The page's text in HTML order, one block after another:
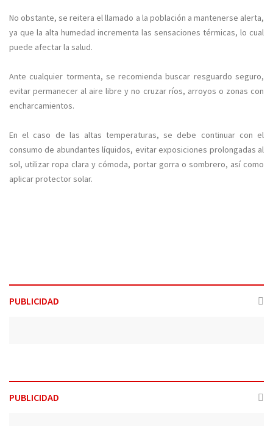
No obstante, se reitera el llamado a la población a mantenerse alerta,
ya que la alta humedad incrementa las sensaciones térmicas, lo cual
puede afectar la salud.
Ante cualquier tormenta, se recomienda buscar resguardo seguro,
evitar permanecer al aire libre y no cruzar ríos, arroyos o zonas con
encharcamientos.
En el caso de las altas temperaturas, se debe continuar con el
consumo de abundantes líquidos, evitar exposiciones prolongadas al
sol, utilizar ropa clara y cómoda, portar gorra o sombrero, así como
aplicar protector solar.
PUBLICIDAD
PUBLICIDAD